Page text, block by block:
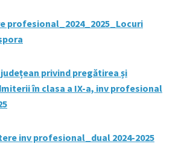
profesional_2024_2025_Locuri
privind pregătirea și
în clasa a IX-a, inv profesional
inv profesional_dual 2024-2025